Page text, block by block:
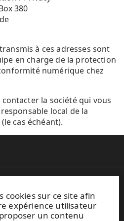
380
à ces adresses sont
en charge de la protection
numérique chez
la société qui vous
local de la
cas échéant).
cookies sur ce site afin
expérience utilisateur
un contenu